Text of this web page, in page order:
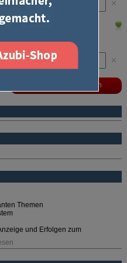
Themen
und Erfolgen zum